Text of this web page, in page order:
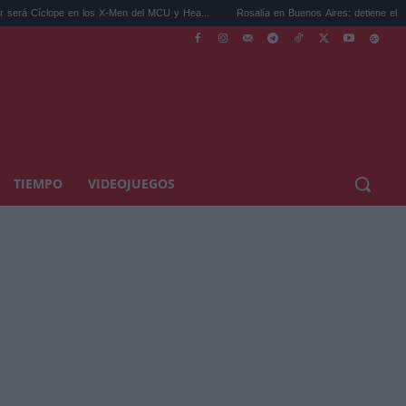
los X-Men del MCU y Hea... Rosalía en Buenos Aires: detiene el tráfico y se s...
TIEMPO VIDEOJUEGOS